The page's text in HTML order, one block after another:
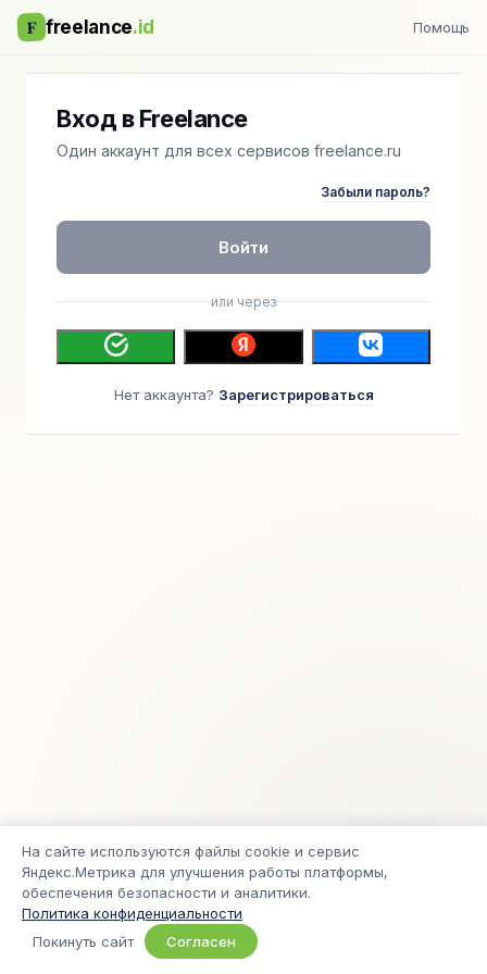
F freelance.id Помощь
Вход в Freelance
Один аккаунт для всех сервисов freelance.ru
Забыли пароль?
Войти
или через
Нет аккаунта? Зарегистрироваться
© 2005–2026 Freelance.ru
Приватность
На сайте используются файлы cookie и сервис
Яндекс.Метрика для улучшения работы платформы,
обеспечения безопасности и аналитики.
Политика конфиденциальности
Покинуть сайт
Согласен